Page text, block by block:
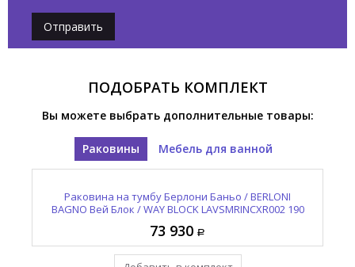
Отправить
ПОДОБРАТЬ КОМПЛЕКТ
Вы можете выбрать дополнительные товары:
Раковины Мебель для ванной
Раковина на тумбу Берлони Баньо / BERLONI
BAGNO Вей Блок / WAY BLOCK LAVSMRINCXR002 190
73 930
Тумба под раковину Берлони Баньо / BERLONI
BAGNO Вей Блок / WAY BLOCK WAKBS2CKDIC 1429
117 160